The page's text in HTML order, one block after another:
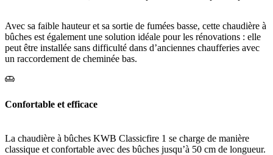
Avec sa faible hauteur et sa sortie de fumées basse, cette chaudière à
bûches est également une solution idéale pour les rénovations : elle
peut être installée sans difficulté dans d’anciennes chaufferies avec
un raccordement de cheminée bas.
Confortable et efficace
La chaudière à bûches KWB Classicfire 1 se charge de manière
classique et confortable avec des bûches jusqu’à 50 cm de longueur.